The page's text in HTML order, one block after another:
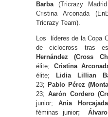
Barba(Tricrazy
Cristina Arconada
Tricrazy Team).
Los líderes de la Copa
de ciclocross tras
Hernández
(Cross
élite; Cristina
élite;
Lidia Lillian
23; Pablo Pérez
23;Aarón Cordero (
junior;Ania Horcajada
féminas junior;